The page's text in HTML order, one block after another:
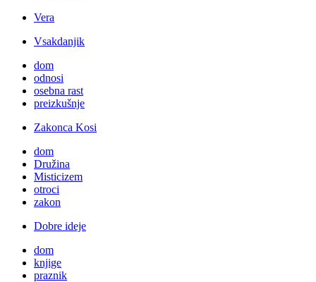
Vera
Vsakdanjik
dom
odnosi
osebna rast
preizkušnje
Zakonca Kosi
dom
Družina
Misticizem
otroci
zakon
Dobre ideje
dom
knjige
praznik